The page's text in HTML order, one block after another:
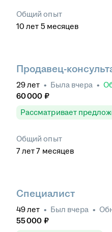
Общий опыт
10 лет 5 месяцев
Продавец-
29лет • Была вчера •
60 000 ₽
Рассматривает
Общий опыт
7лет 7 месяцев
Специалист
49лет • Был вчера •
55 000 ₽